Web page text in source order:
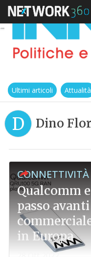
Ultimi articoli Attualità
D Dino
CONNETTIVITÀ
Qualcomm
passo
in Europa